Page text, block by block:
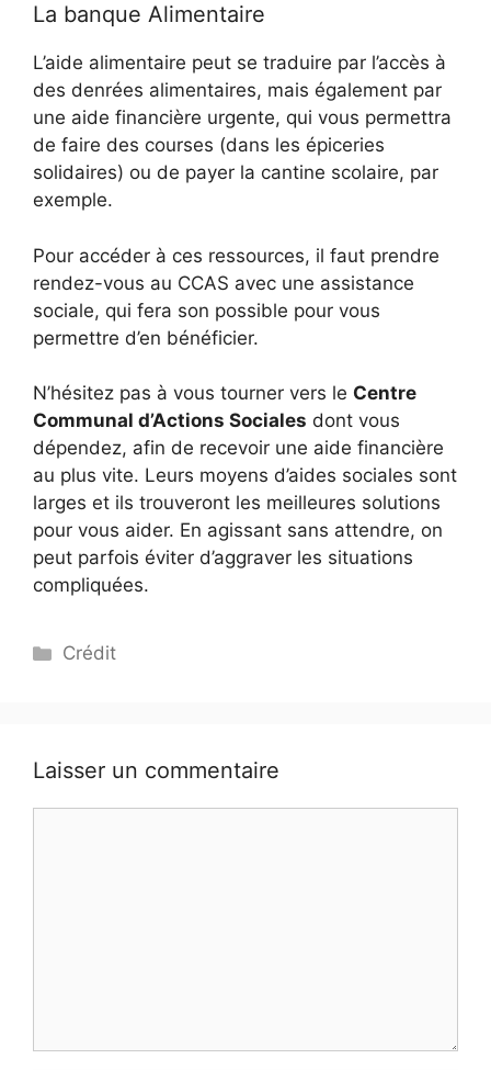
La banque Alimentaire
L’aide alimentaire peut se traduire par l’accès à
des denrées alimentaires, mais également par
une aide financière urgente, qui vous permettra
de faire des courses (dans les épiceries
solidaires) ou de payer la cantine scolaire, par
exemple.
Pour accéder à ces ressources, il faut prendre
rendez-vous au CCAS avec une assistance
sociale, qui fera son possible pour vous
permettre d’en bénéficier.
N’hésitez pas à vous tourner vers le Centre
Communal d’Actions Sociales dont vous
dépendez, afin de recevoir une aide financière
au plus vite. Leurs moyens d’aides sociales sont
larges et ils trouveront les meilleures solutions
pour vous aider. En agissant sans attendre, on
peut parfois éviter d’aggraver les situations
compliquées.
Catégories
Crédit
Laisser un commentaire